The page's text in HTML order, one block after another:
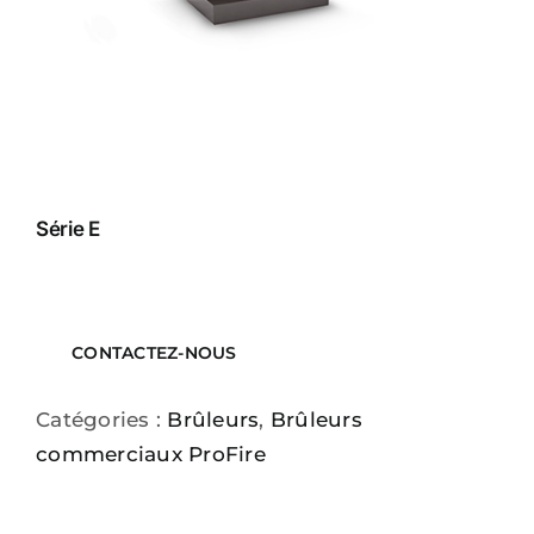
Série E
CONTACTEZ-NOUS
Catégories : Brûleurs, Brûleurs
commerciaux ProFire